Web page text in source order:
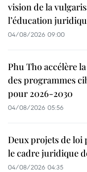
vision de la
l’éducation
04/08/2026 09:00
Phu Tho accélère
des programmes
pour 2026-2030
04/08/2026 05:56
Deux projets de
le cadre juridique
04/08/2026 04:35